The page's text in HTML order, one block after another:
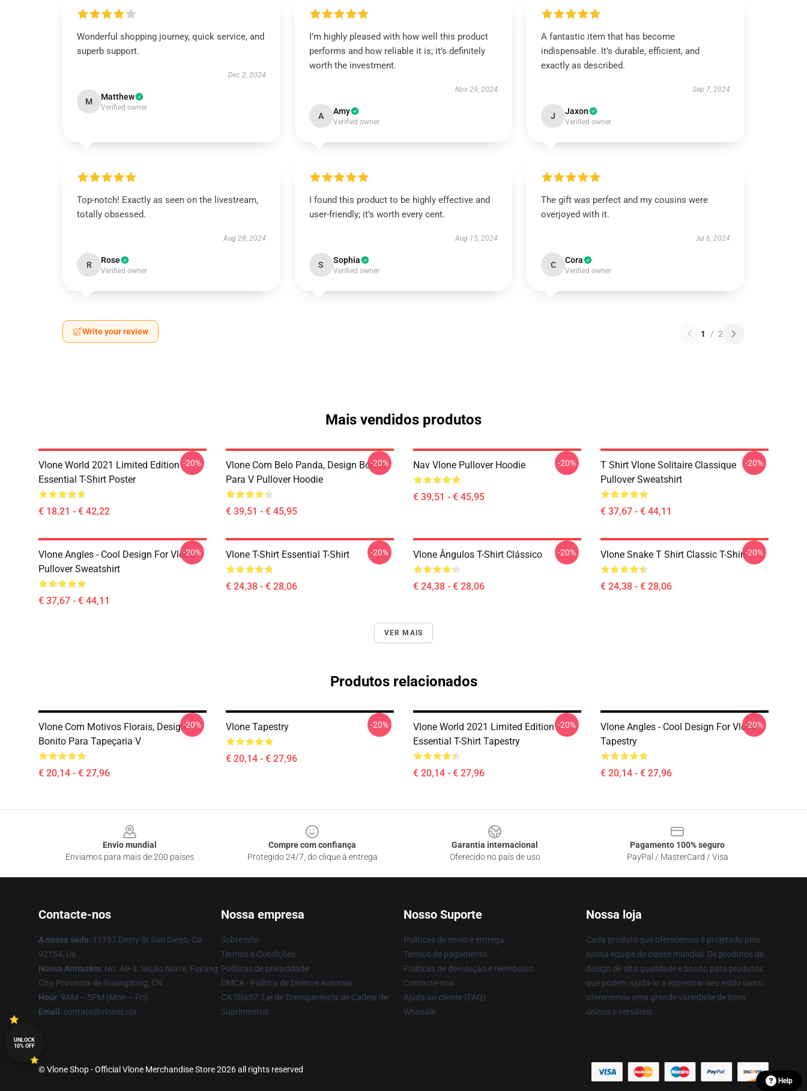
Wonderful shopping journey, quick service, and
superb support.
Dec 2, 2024
M Matthew
Verified owner
I’m highly pleased with how well this product
performs and how reliable it is; it’s definitely
worth the investment.
Nov 29, 2024
A Amy
Verified owner
A fantastic item that has become
indispensable. It’s durable, efficient, and
exactly as described.
Sep 7, 2024
J Jaxon
Verified owner
Top-notch! Exactly as seen on the livestream,
totally obsessed.
Aug 28, 2024
R Rose
Verified owner
I found this product to be highly effective and
user-friendly; it’s worth every cent.
Aug 15, 2024
S Sophia
Verified owner
The gift was perfect and my cousins were
overjoyed with it.
Jul 6, 2024
C Cora
Verified owner
Write your review 1 / 2
Mais vendidos produtos
Vlone World 2021 Limited Edition
Essential T-Shirt Poster
€ 18,21 - € 42,22
-20%
Vlone Com Belo Panda, Design Bonito
Para V Pullover Hoodie
€ 39,51 - € 45,95
-20% Nav Vlone Pullover Hoodie
€ 39,51 - € 45,95
-20%
T Shirt Vlone Solitaire Classique
Pullover Sweatshirt
€ 37,67 - € 44,11
-20%
Vlone Angles - Cool Design For Vlone
Pullover Sweatshirt
€ 37,67 - € 44,11
-20% Vlone T-Shirt Essential T-Shirt
€ 24,38 - € 28,06
-20% Vlone Ângulos T-Shirt Clássico
€ 24,38 - € 28,06
-20% Vlone Snake T Shirt Classic T-Shirt
€ 24,38 - € 28,06
-20%
VER MAIS
Produtos relacionados
Vlone Com Motivos Florais, Design
Bonito Para Tapeçaria V
€ 20,14 - € 27,96
-20% Vlone Tapestry
€ 20,14 - € 27,96
-20%
Vlone World 2021 Limited Edition
Essential T-Shirt Tapestry
€ 20,14 - € 27,96
-20%
Vlone Angles - Cool Design For Vlone
Tapestry
€ 20,14 - € 27,96
-20%
Envio mundial
Enviamos para mais de 200 países
Compre com confiança
Protegido 24/7, do clique à entrega
Garantia internacional
Oferecido no país de uso
Pagamento 100% seguro
PayPal / MasterCard / Visa
Contacte-nos
A nossa sede: 11757 Desty St San Diego, Ca
92154, Us
Nosso Armazém: No. A9-3, Seção Norte, Fuyang
City, Província de Guangdong, CN
Hour: 9AM – 5PM (Mon – Fri)
Email : contato@vloneLoja
Nossa empresa
Sobre nós
Termos e Condições
Políticas de privacidade
DMCA - Política de Direitos Autorais
CA SB657: Lei de Transparência de Cadeia de
Suprimentos
Nosso Suporte
Políticas de envio e entrega
Termos de pagamento
Políticas de devolução e reembolso
Contacte-nos
Ajuda ao cliente (FAQ)
Whosale
Nossa loja
Cada produto que oferecemos é projetado pela
nossa equipe de classe mundial. De produtos de
design de alta qualidade e bonito para produtos
que podem ajudá-lo a expressar seu estilo único,
oferecemos uma grande variedade de itens
únicos e versáteis.
© Vlone Shop - Official Vlone Merchandise Store 2026 all rights reserved
Help
UNLOCK
10% OFF